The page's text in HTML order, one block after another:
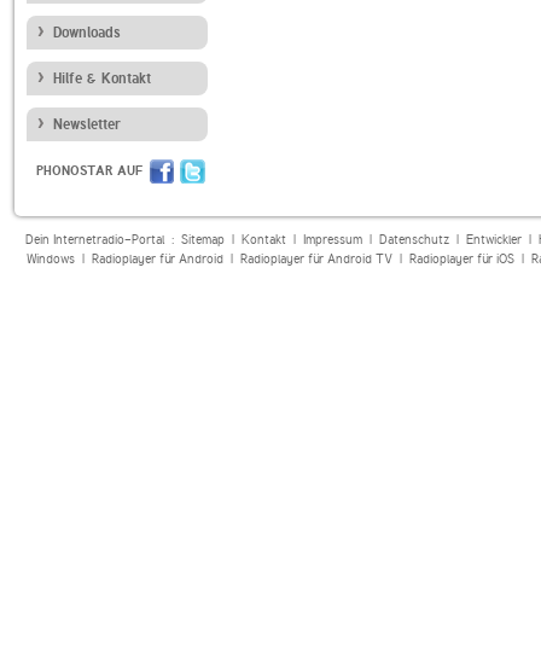
Downloads
Hilfe & Kontakt
Newsletter
PHONOSTAR AUF
Dein Internetradio-Portal : Sitemap| Kontakt| Impressum| Datenschutz| Entwickler|
Windows| Radioplayer für Android| Radioplayer für Android TV| Radioplayer für iOS|